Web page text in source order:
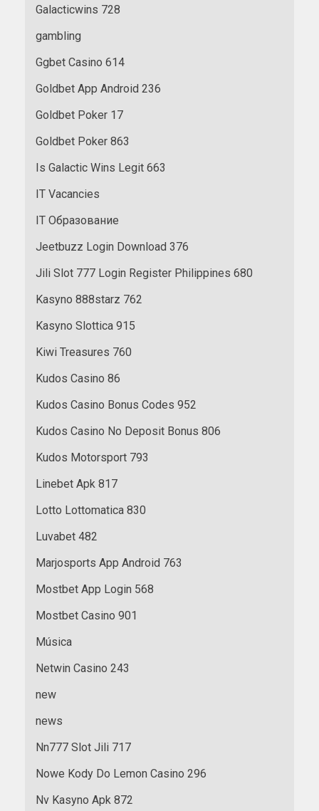
Galacticwins 728
gambling
Ggbet Casino 614
Goldbet App Android 236
Goldbet Poker 17
Goldbet Poker 863
Is Galactic Wins Legit 663
IT Vacancies
IT Образование
Jeetbuzz Login Download 376
Jili Slot 777 Login Register Philippines 680
Kasyno 888starz 762
Kasyno Slottica 915
Kiwi Treasures 760
Kudos Casino 86
Kudos Casino Bonus Codes 952
Kudos Casino No Deposit Bonus 806
Kudos Motorsport 793
Linebet Apk 817
Lotto Lottomatica 830
Luvabet 482
Marjosports App Android 763
Mostbet App Login 568
Mostbet Casino 901
Música
Netwin Casino 243
new
news
Nn777 Slot Jili 717
Nowe Kody Do Lemon Casino 296
Nv Kasyno Apk 872